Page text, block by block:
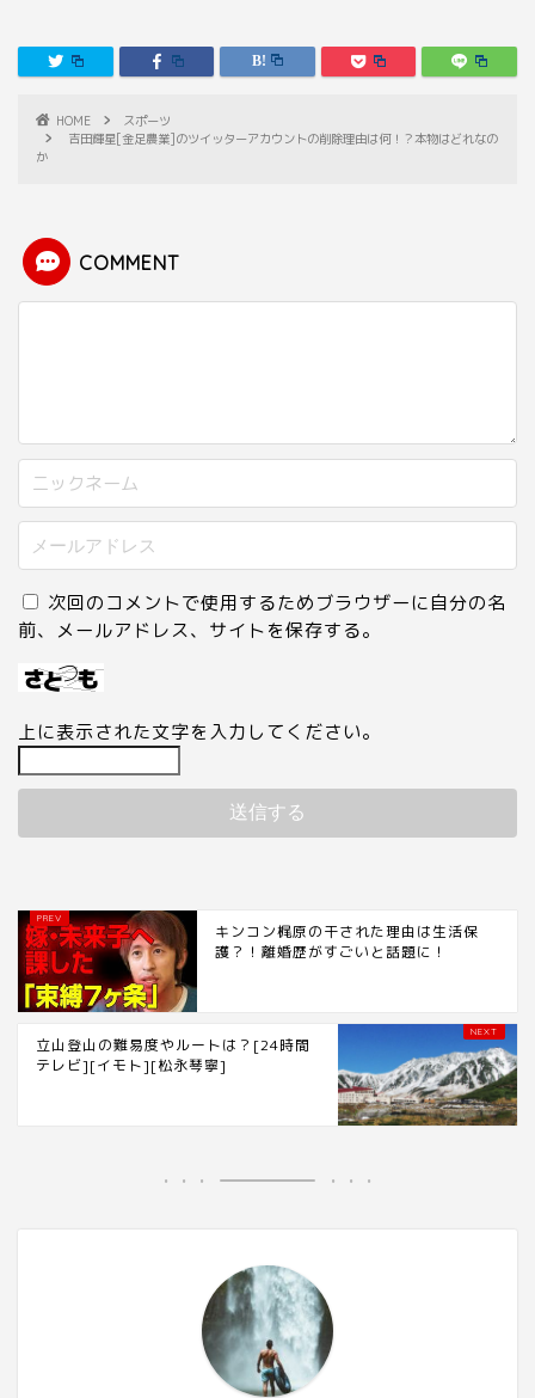
HOME
スポーツ
吉田輝星[金足農業]のツイッターアカウントの削除理由は何！？本物はどれなの
か
COMMENT
次回のコメントで使用するためブラウザーに自分の名
前、メールアドレス、サイトを保存する。
上に表示された文字を入力してください。
キンコン梶原の干された理由は生活保
護？！離婚歴がすごいと話題に！
立山登山の難易度やルートは？[24時間
テレビ][イモト][松永琴寧]